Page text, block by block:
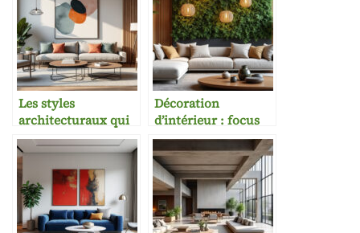
Les styles
architecturaux qui
inspirent la
décoration moderne
Décoration
d’intérieur : focus
sur les matériaux
innovants